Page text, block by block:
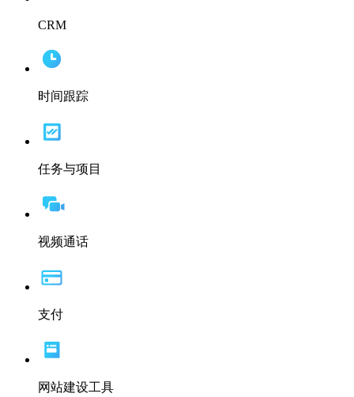
CRM
时间跟踪
任务与项目
视频通话
支付
网站建设工具